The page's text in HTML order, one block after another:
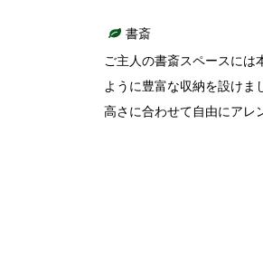
書斎
ご主人の書斎スペースには
ように豊富な収納を設けま
高さに合わせて自由にアレ